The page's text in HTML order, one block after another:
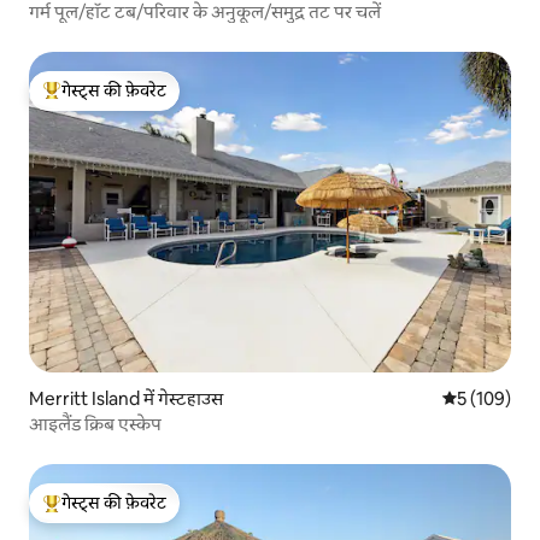
गर्म पूल/हॉट टब/परिवार के अनुकूल/समुद्र तट पर चलें
गेस्ट्स का टॉप फ़ेवरेट
गेस्ट्स की फ़ेवरेट
Merritt Island में गेस्टहाउस औसत रेटिंग 5
5 (109)
आइलैंड क्रिब एस्केप
गेस्ट्स का टॉप फ़ेवरेट
गेस्ट्स की फ़ेवरेट